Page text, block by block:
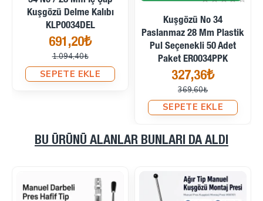
Kuşgözü Delme Kalıbı
KLP0034DEL
691,20₺
1.094,40₺
SEPETE EKLE
Kuşgözü No 34
Paslanmaz 28 Mm Plastik
Pul Seçenekli 50 Adet
Paket ER0034PPK
327,36₺
369,60₺
SEPETE EKLE
BU ÜRÜNÜ ALANLAR BUNLARI DA ALDI